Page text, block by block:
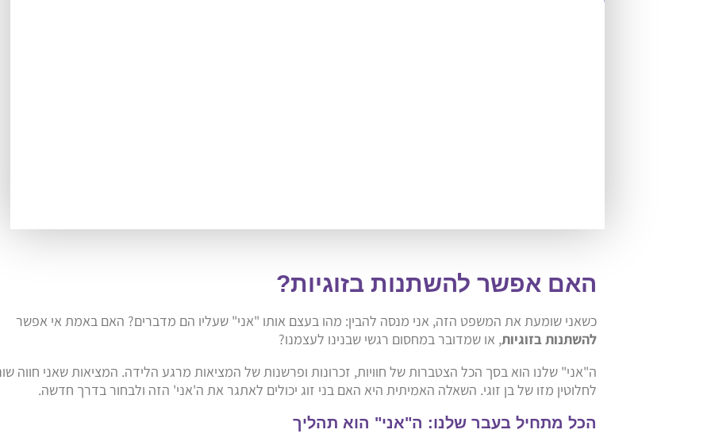
האם אפשר להשתנות בזוגיות?
כשאני שומעת את המשפט הזה, אני מנסה להבין: מהו בעצם אותו "אני" שעליו הם מדברים? האם באמת אי אפשר
להשתנות בזוגיות, או שמדובר במחסום רגשי שבנינו לעצמנו?
ה"אני" שלנו הוא בסך הכל הצטברות של חוויות, זכרונות ופרשנות של המציאות מרגע הלידה. המציאות שאני חווה
לחלוטין מזו של בן זוגי. השאלה האמיתית היא האם בני זוג יכולים לאתגר את ה'אני' הזה ולבחור בדרך חדשה.
הכל מתחיל בעבר שלנו: ה"אני" הוא תהליך